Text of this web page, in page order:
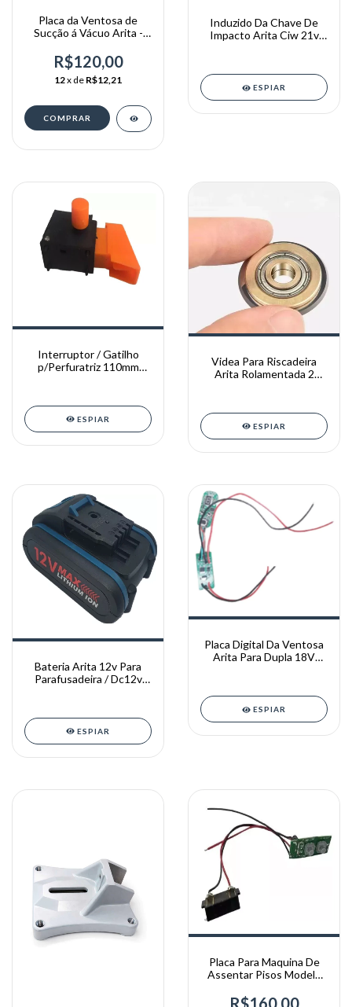
Placa da Ventosa de
Sucção á Vácuo Arita -
R$120,00
12x de R$12,21
Induzido Da Chave De
Impacto Arita Ciw 21v
ESPIAR
Interruptor / Gatilho
p/Perfuratriz 110mm
ESPIAR
Videa Para Riscadeira
Arita Rolamentada 2
ESPIAR
Bateria Arita 12v Para
Parafusadeira / Dc12v
ESPIAR
Placa Digital Da Ventosa
Arita Para Dupla 18V
ESPIAR
Placa Para Maquina De
Assentar Pisos Modelo
R$160,00